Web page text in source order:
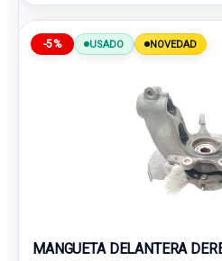
-5% USADO NOVEDAD
MANGUETA DELANTERA